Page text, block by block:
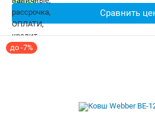
Сравнить
до -7%